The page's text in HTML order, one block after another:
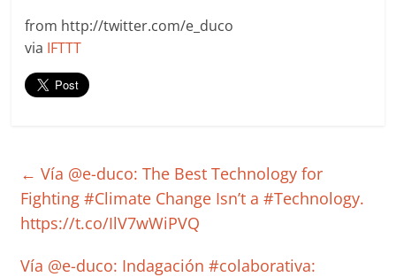
from http://twitter.com/e_duco
via IFTTT
← Vía @e-duco: The Best Technology for
Fighting #Climate Change Isn’t a #Technology.
https://t.co/IlV7wWiPVQ
Vía @e-duco: Indagación #colaborativa: